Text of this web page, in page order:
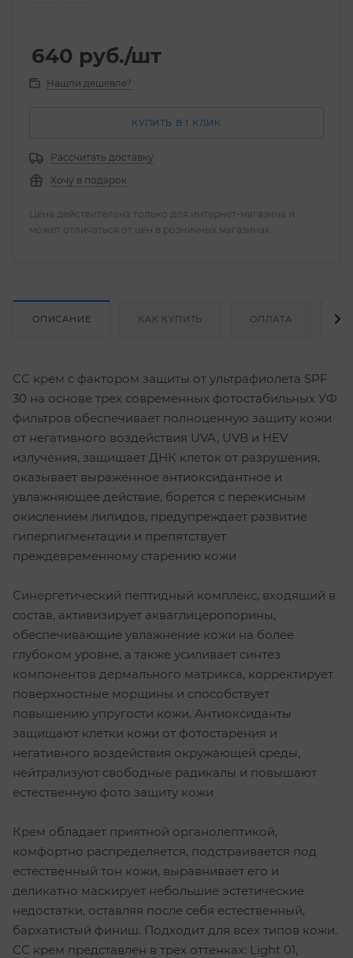
640 руб./шт
Нашли дешевле?
КУПИТЬ В 1 КЛИК
Рассчитать доставку
Хочу в подарок
Цена действительна только для интернет-магазина и
может отличаться от цен в розничных магазинах
ОПИСАНИЕ КАК КУПИТЬ ОПЛАТА
СС крем с фактором защиты от ультрафиолета SPF
30 на основе трех современных фотостабильных УФ
фильтров обеспечивает полноценную защиту кожи
от негативного воздействия UVA, UVB и HEV
излучения, защищает ДНК клеток от разрушения,
оказывает выраженное антиоксидантное и
увлажняющее действие, борется с перекисным
окислением липидов, предупреждает развитие
гиперпигментации и препятствует
преждевременному старению кожи
Синергетический пептидный комплекс, входящий в
состав, активизирует акваглицеропорины,
обеспечивающие увлажнение кожи на более
глубоком уровне, а также усиливает синтез
компонентов дермального матрикса, корректирует
поверхностные морщины и способствует
повышению упругости кожи. Антиоксиданты
защищают клетки кожи от фотостарения и
негативного воздействия окружающей среды,
нейтрализуют свободные радикалы и повышают
естественную фото защиту кожи
Крем обладает приятной органолептикой,
комфортно распределяется, подстраивается под
естественный тон кожи, выравнивает его и
деликатно маскирует небольшие эстетические
недостатки, оставляя после себя естественный,
бархатистый финиш. Подходит для всех типов кожи.
СС крем представлен в трех оттенках: Light 01,